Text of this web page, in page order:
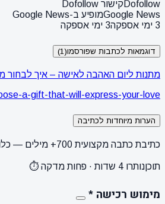
Dofollow קישור Dofollow
Google Newsמופיע ב-Google News
3 ימי אספקה
3 ימי אספקה
דוגמאות לכתבות שפורסמו(1)
מתנות ליום האהבה לאישה – איך
a-gift-that-will-express-your-love/
הערות מיוחדות לכתיבה
כתיבת כתבה מקצועית 700+ מילים — כלולה חינם!
תוכןנותרו 4 שדות · פחות מדקה ⏱️
מימוש רכישה *